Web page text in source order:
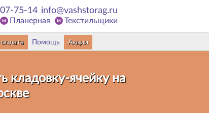
75-14 info@vashstorag.ru
Планерная Текстильщики
Помощь Акции
кладовку-ячейку на